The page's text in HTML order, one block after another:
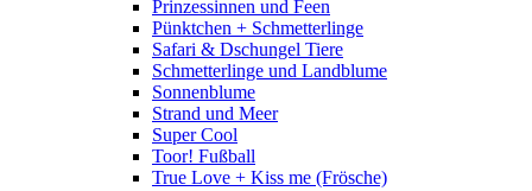
Prinzessinnen und Feen
Pünktchen + Schmetterlinge
Safari & Dschungel Tiere
Schmetterlinge und Landblume
Sonnenblume
Strand und Meer
Super Cool
Toor! Fußball
True Love + Kiss me (Frösche)